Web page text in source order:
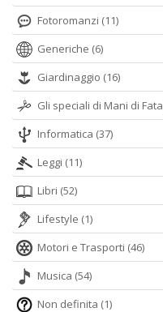
Fotoromanzi (11)
Generiche (6)
Giardinaggio (16)
Gli speciali di Mani di Fata
Informatica (37)
Leggi (11)
Libri (52)
Lifestyle (1)
Motori e Trasporti (46)
Musica (54)
Non definita (1)